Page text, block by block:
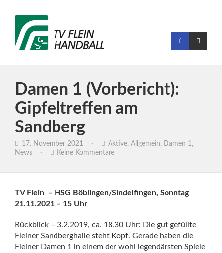
Damen 1 (Vorbericht):
Gipfeltreffen am
Sandberg
17. November 2021 · Aktive, Allgemein, Damen 1,
News
· Keine Kommentare
TV Flein – HSG Böblingen/Sindelfingen, Sonntag
21.11.2021 – 15 Uhr
Rückblick – 3.2.2019, ca. 18.30 Uhr: Die gut gefüllte
Fleiner Sandberghalle steht Kopf. Gerade haben die
Fleiner Damen 1 in einem der wohl legendärsten Spiele